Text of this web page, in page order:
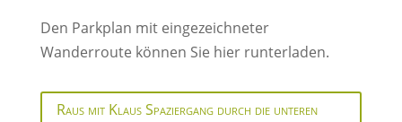
Den Parkplan mit eingezeichneter
Wanderroute können Sie hier runterladen.
Raus mit Klaus Spaziergang durch die unteren